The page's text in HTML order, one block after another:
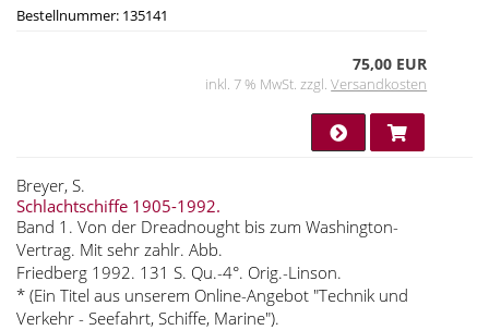
Bestellnummer: 135141
75,00 EUR
inkl. 7 % MwSt. zzgl.Versandkosten
Breyer, S.
Schlachtschiffe 1905-1992.
Band 1. Von der Dreadnought bis zum Washington-
Vertrag. Mit sehr zahlr. Abb.
Friedberg 1992. 131 S. Qu.-4°. Orig.-Linson.
* (Ein Titel aus unserem Online-Angebot "Technik und
Verkehr - Seefahrt, Schiffe, Marine").